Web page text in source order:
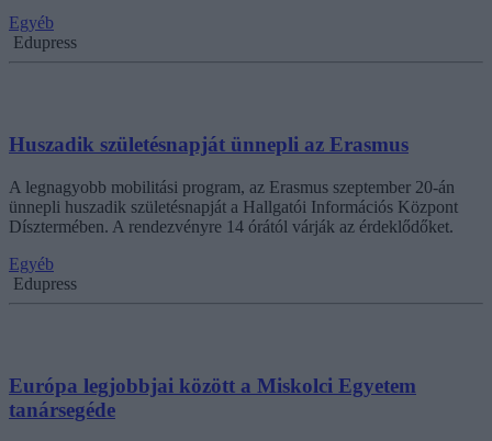
Egyéb
Edupress
Huszadik születésnapját ünnepli az Erasmus
A legnagyobb mobilitási program, az Erasmus szeptember 20-án
ünnepli huszadik születésnapját a Hallgatói Információs Központ
Dísztermében. A rendezvényre 14 órától várják az érdeklődőket.
Egyéb
Edupress
Európa legjobbjai között a Miskolci Egyetem
tanársegéde